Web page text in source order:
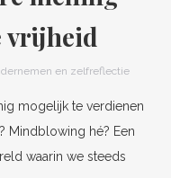
vrijheid
en zelfreflectie
mogelijk te verdienen
Mindblowing hé? Een
waarin we steeds